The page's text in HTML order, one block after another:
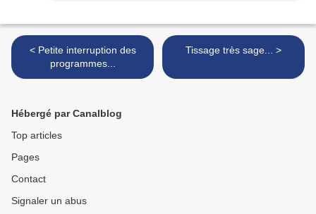
< Petite interruption des
programmes...
Tissage très sage... >
Hébergé par Canalblog
Top articles
Pages
Contact
Signaler un abus